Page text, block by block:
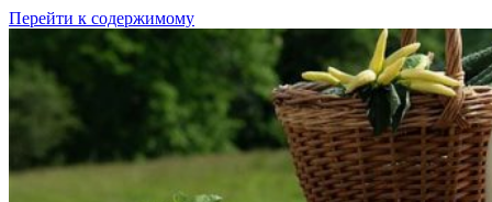
Перейти к содержимому